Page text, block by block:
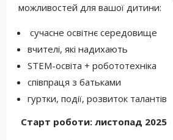
можливостей для вашої дитини:
сучасне освітнє середовище
вчителі, які надихають
STEM-освіта + робототехніка
співпраця з батьками
гуртки, події, розвиток талантів
Старт роботи: листопад 2025